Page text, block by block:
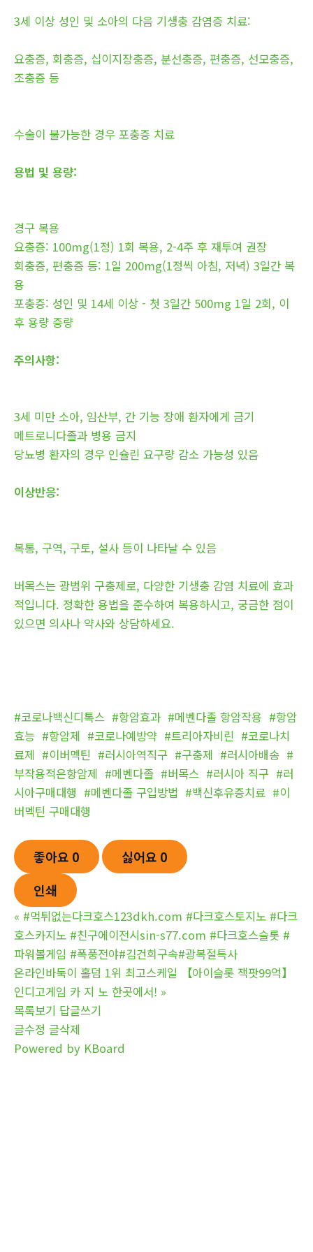
3세 이상 성인 및 소아의 다음 기생충 감염증 치료:
요충증, 회충증, 십이지장충증, 분선충증, 편충증, 선모충증,
조충증 등
수술이 불가능한 경우 포충증 치료
용법 및 용량:
경구 복용
요충증: 100mg(1정) 1회 복용, 2-4주 후 재투여 권장
회충증, 편충증 등: 1일 200mg(1정씩 아침, 저녁) 3일간 복
용
포충증: 성인 및 14세 이상 - 첫 3일간 500mg 1일 2회, 이
후 용량 증량
주의사항:
3세 미만 소아, 임산부, 간 기능 장애 환자에게 금기
메트로니다졸과 병용 금지
당뇨병 환자의 경우 인슐린 요구량 감소 가능성 있음
이상반응:
복통, 구역, 구토, 설사 등이 나타날 수 있음
버목스는 광범위 구충제로, 다양한 기생충 감염 치료에 효과
적입니다. 정확한 용법을 준수하여 복용하시고, 궁금한 점이
있으면 의사나 약사와 상담하세요.
#코로나백신디톡스 #항암효과 #메벤다졸 항암작용 #항암
효능 #항암제 #코로나예방약 #트리아자비린 #코로나치
료제 #이버멕틴 #러시아역직구 #구충제 #러시아배송 #
부작용적은항암제 #메벤다졸 #버목스 #러시아 직구 #러
시아구매대행 #메벤다졸 구입방법 #백신후유증치료 #이
버멕틴 구매대행
좋아요 0 싫어요 0
인쇄
« #먹튀없는다크호스123dkh.com #다크호스토지노 #다크
호스카지노 #친구에이전시sin-s77.com #다크호스슬롯 #
파워볼게임 #폭풍전야#김건희구속#광복절특사
온라인바둑이 홀덤 1위 최고스케일 【아이슬롯 잭팟99억】
인디고게임 카 지 노 한곳에서! »
목록보기 답글쓰기
글수정 글삭제
Powered by KBoard